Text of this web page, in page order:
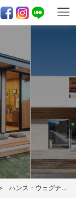
ハンス・ウェグナー展